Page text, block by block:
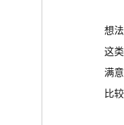
想
这
满
比